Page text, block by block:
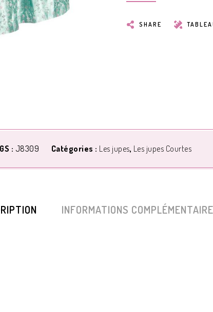
SHARE
: J8309 Catégories : Les jupes, Les jupes Courtes
INFORMATIONS